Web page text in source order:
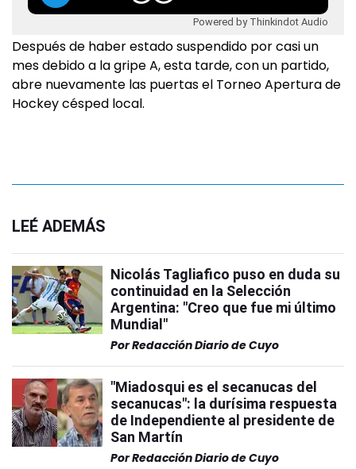
Powered by Thinkindot Audio
Después de haber estado suspendido por casi un
mes debido a la gripe A, esta tarde, con un partido,
abre nuevamente las puertas el Torneo Apertura de
Hockey césped local.
LEÉ ADEMÁS
Nicolás Tagliafico puso en duda su
continuidad en la Selección
Argentina: "Creo que fue mi último
Mundial"
PorRedacción Diario de Cuyo
"Miadosqui es el secanucas del
secanucas": la durísima respuesta
de Independiente al presidente de
San Martín
PorRedacción Diario de Cuyo